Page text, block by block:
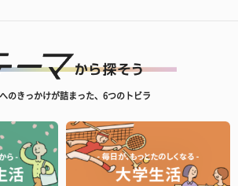
のきっかけが詰まった、6つのトビラ